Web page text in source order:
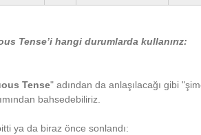
Tense’i hangi durumlarda kullanırız:
Tense" adından da anlaşılacağı gibi
bahsedebiliriz.
ya da biraz önce sonlandı: